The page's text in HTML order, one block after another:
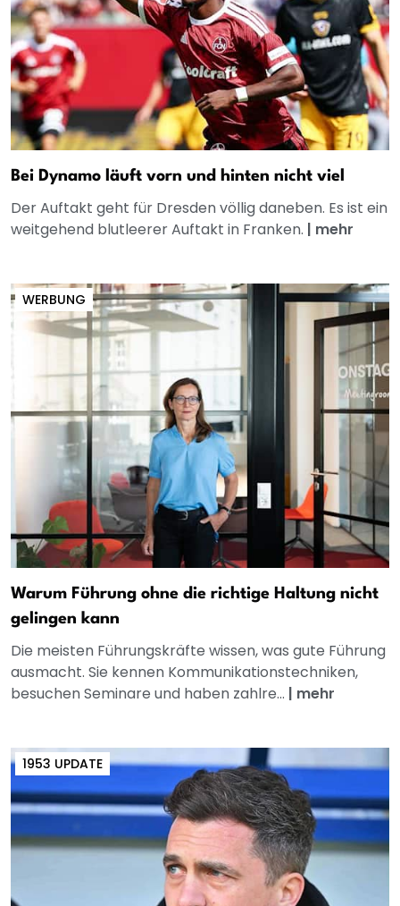
Bei Dynamo läuft vorn und hinten nicht viel
Der Auftakt geht für Dresden völlig daneben. Es ist ein
weitgehend blutleerer Auftakt in Franken. | mehr
WERBUNG
Warum Führung ohne die richtige Haltung nicht
gelingen kann
Die meisten Führungskräfte wissen, was gute Führung
ausmacht. Sie kennen Kommunikationstechniken,
besuchen Seminare und haben zahlre... | mehr
1953 UPDATE